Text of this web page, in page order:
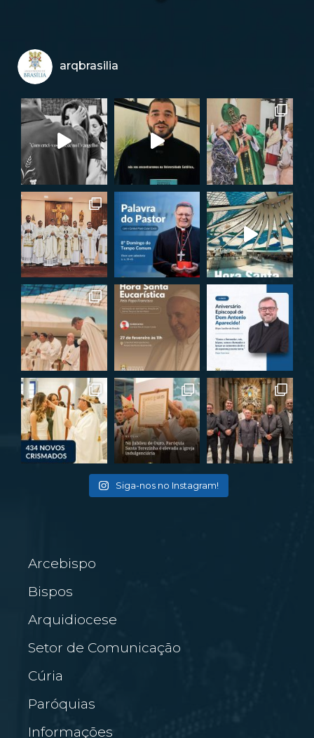
arqbrasilia
Siga-nos no Instagram!
Arcebispo
Bispos
Arquidiocese
Setor de Comunicação
Cúria
Paróquias
Informações